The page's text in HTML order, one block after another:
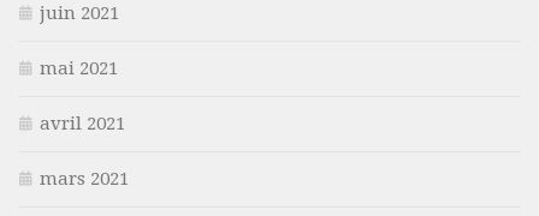
juin 2021
mai 2021
avril 2021
mars 2021